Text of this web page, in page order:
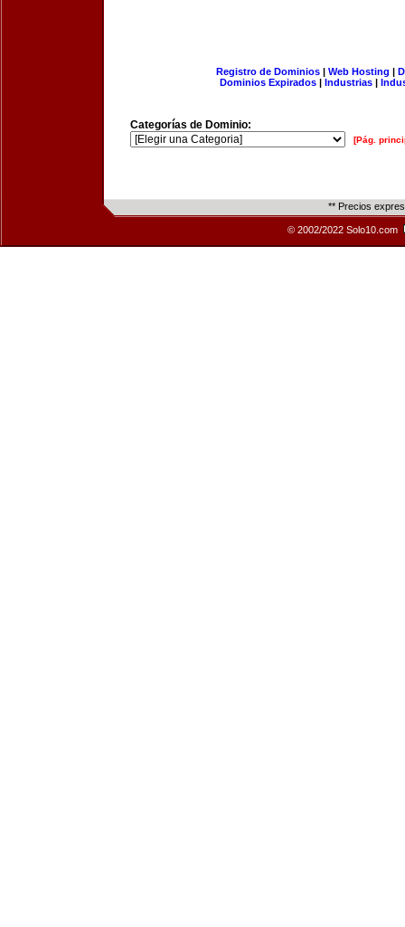
Registro de Dominios| Web Hosting |
Dominios Expirados | Industrias |
Categorías de Dominio:
[Pág.
** Precios
© 2002/2022 Solo10.com